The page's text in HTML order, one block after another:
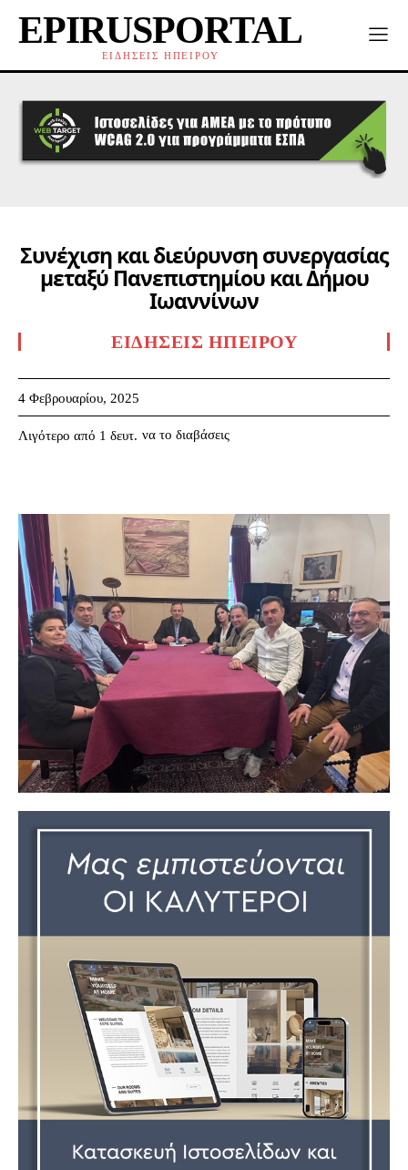
EPIRUSPORTAL
ΕΙΔΗΣΕΙΣ ΗΠΕΙΡΟΥ
Συνέχιση και διεύρυνση συνεργασίας
μεταξύ Πανεπιστημίου και Δήμου
Ιωαννίνων
ΕΙΔΉΣΕΙΣ ΗΠΕΊΡΟΥ
4 Φεβρουαρίου, 2025
Λιγότερο από 1 δευτ. να το διαβάσεις